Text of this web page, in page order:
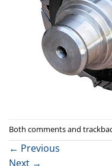
Both comments and
← Previous
Next →